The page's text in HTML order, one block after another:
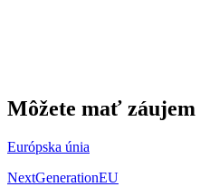
Môžete mať záujem
Európska únia
NextGenerationEU